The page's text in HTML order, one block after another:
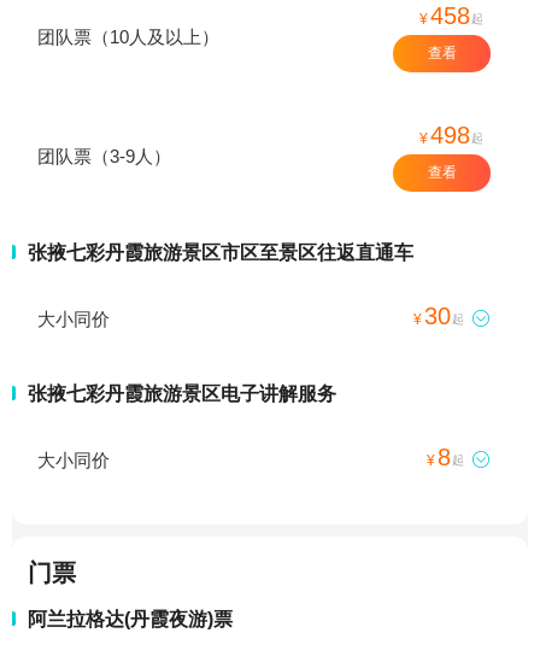
团队票（10人及以上）
¥458起
查看
团队票（3-9人）
¥498起
查看
张掖七彩丹霞旅游景区市区至景区往返直通车
大小同价 ¥30起 
张掖七彩丹霞旅游景区电子讲解服务
大小同价 ¥ 8起 
门票
阿兰拉格达(丹霞夜游)票